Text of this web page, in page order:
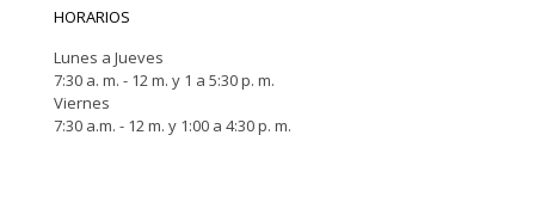
HORARIOS
Lunes a Jueves
7:30 a. m. - 12 m. y 1 a 5:30 p. m.
Viernes
7:30 a.m. - 12 m. y 1:00 a 4:30 p. m.